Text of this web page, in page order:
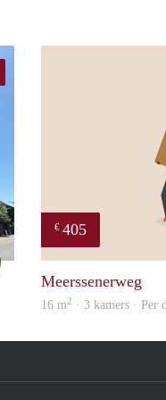
Erwin Vossen
€ 405
Meerssenerweg
16 m2 · 3 kamers ·